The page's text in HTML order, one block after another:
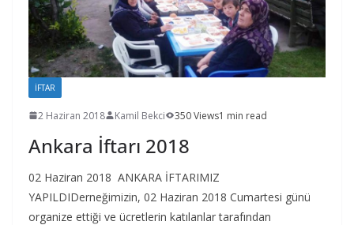
İFTAR
2 Haziran 2018 Kamil Bekci 350 Views1 min read
Ankara İftarı 2018
02 Haziran 2018 ANKARA İFTARIMIZ
YAPILDIDerneğimizin, 02 Haziran 2018 Cumartesi günü
organize ettiği ve ücretlerin katılanlar tarafından